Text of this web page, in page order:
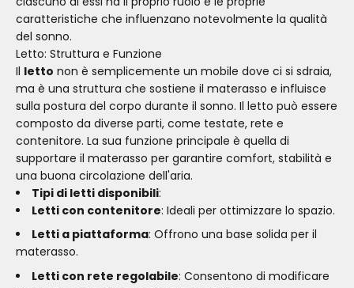
caratteristiche che influenzano notevolmente la qualità
del sonno.
Letto: Struttura e Funzione
Il letto non è semplicemente un mobile dove ci si sdraia,
ma è una struttura che sostiene il materasso e influisce
sulla postura del corpo durante il sonno. Il letto può essere
composto da diverse parti, come testate, rete e
contenitore. La sua funzione principale è quella di
supportare il materasso per garantire comfort, stabilità e
una buona circolazione dell'aria.
Tipi di letti disponibili:
Letti con contenitore: Ideali per ottimizzare lo spazio.
Letti a piattaforma: Offrono una base solida per il
materasso.
Letti con rete regolabile: Consentono di modificare